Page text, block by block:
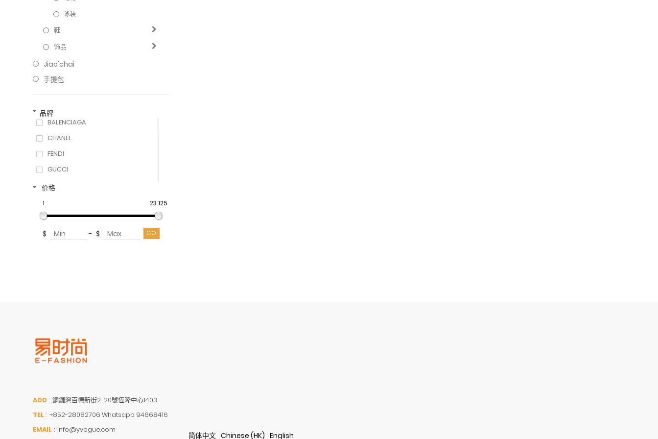
泳装
鞋
饰品
Jiao'chai
手提包
品牌
BALENCIAGA
CHANEL
FENDI
GUCCI
LOUIS VUITTON
DOLCE&GABBANA
BOTTEGA VENETA
Salvatore Ferragamo
GIVENCHY
MARC JACOBS
TOD'S
VALENTINO
价格
1 23 125
$ - $
ADD : 銅鑼灣百德新街2-20號恆隆中心1403
TEL : +852-28082706 Whatsapp 94668416
EMAIL : info@yvogue.com
简体中文 Chinese (HK) English